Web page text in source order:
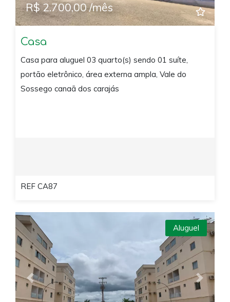
R$ 2.700,00 /mês
Casa
Casa para aluguel 03 quarto(s) sendo 01 suíte,
portão eletrônico, área externa ampla, Vale do
Sossego canaã dos carajás
REF CA87
Previous Next
Aluguel